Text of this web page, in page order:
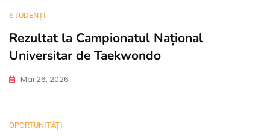
STUDENȚI
Rezultat la Campionatul Național
Universitar de Taekwondo
Mai 26, 2026
OPORTUNITĂȚI